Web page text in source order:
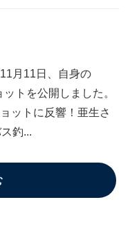
月11日、自身の
トを公開しました。
ットに反響！亜生さ
釣...